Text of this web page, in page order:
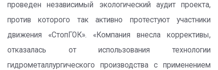
проведен независимый экологический аудит проекта,
против которого так активно протестуют участники
движения «СтопГОК». «Компания внесла коррективы,
отказалась от использования технологии
гидрометаллургического производства с применением